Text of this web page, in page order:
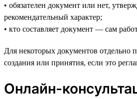
• обязателен документ или нет,
рекомендательный характер;
• кто составляет документ — сам
Для некоторых документов отдельно
создания или принятия, если это
Онлайн-